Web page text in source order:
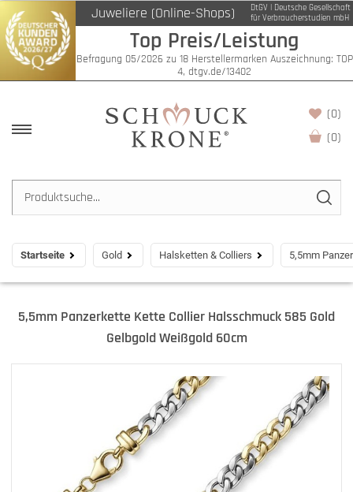
Juweliere (Online-Shops)
DtGV | Deutsche Gesellschaft
für Verbraucherstudien mbH
Top Preis/Leistung
Befragung 05/2026 zu 18 Herstellermarken Auszeichnung: TOP
4, dtgv.de/13402
(0)
(0)
Startseite Gold Halsketten & Colliers 5,5mm
5,5mm Panzerkette Kette Collier Halsschmuck 585 Gold
Gelbgold Weißgold 60cm